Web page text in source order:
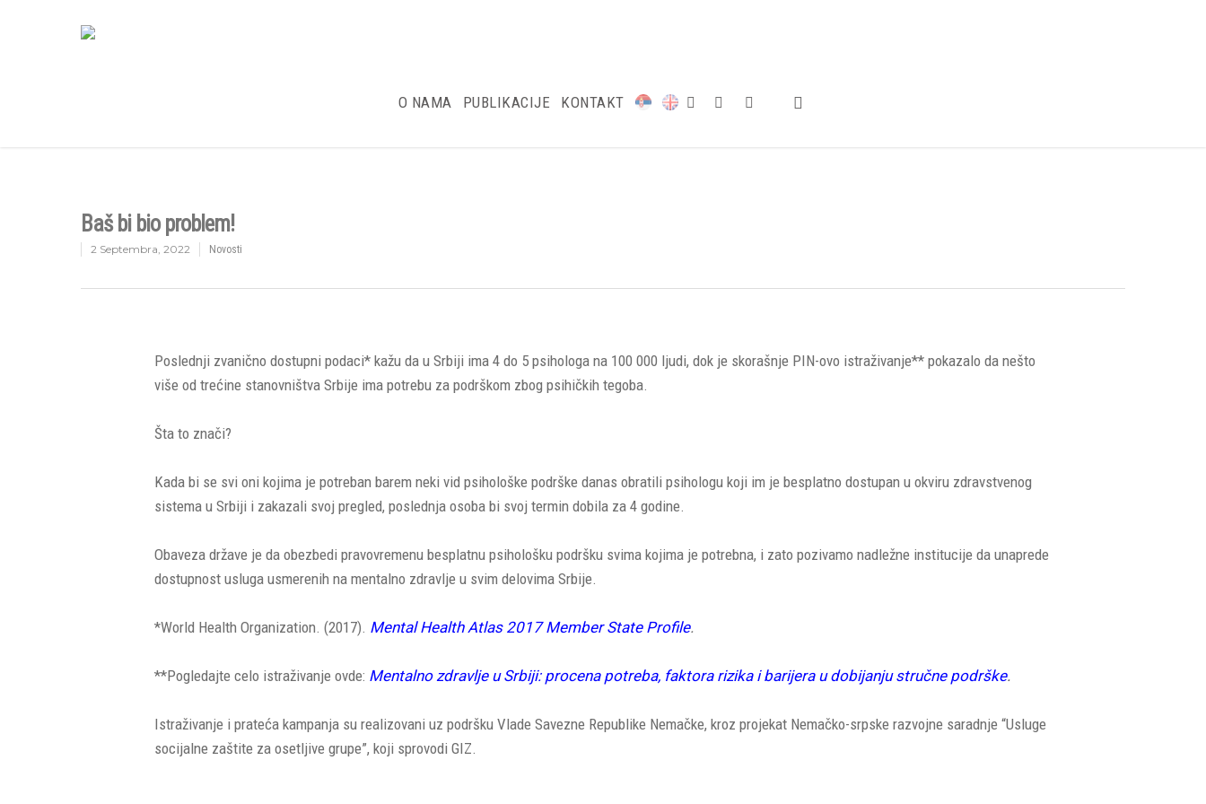
O NAMA PUBLIKACIJE KONTAKT
Baš bi bio problem!
2 Septembra, 2022 Novosti
Poslednji zvanično dostupni podaci* kažu da u Srbiji ima 4 do 5 psihologa na 100 000 ljudi, dok je skorašnje PIN-ovo istraživanje** pokazalo da nešto
više od trećine stanovništva Srbije ima potrebu za podrškom zbog psihičkih tegoba.
Šta to znači?
Kada bi se svi oni kojima je potreban barem neki vid psihološke podrške danas obratili psihologu koji im je besplatno dostupan u okviru zdravstvenog
sistema u Srbiji i zakazali svoj pregled, poslednja osoba bi svoj termin dobila za 4 godine.
Obaveza države je da obezbedi pravovremenu besplatnu psihološku podršku svima kojima je potrebna, i zato pozivamo nadležne institucije da unaprede
dostupnost usluga usmerenih na mentalno zdravlje u svim delovima Srbije.
*World Health Organization. (2017). Mental Health Atlas 2017 Member State Profile.
**Pogledajte celo istraživanje ovde: Mentalno zdravlje u Srbiji: procena potreba, faktora rizika i barijera u dobijanju stručne podrške.
Istraživanje i prateća kampanja su realizovani uz podršku Vlade Savezne Republike Nemačke, kroz projekat Nemačko-srpske razvojne saradnje “Usluge
socijalne zaštite za osetljive grupe”, koji sprovodi GIZ.